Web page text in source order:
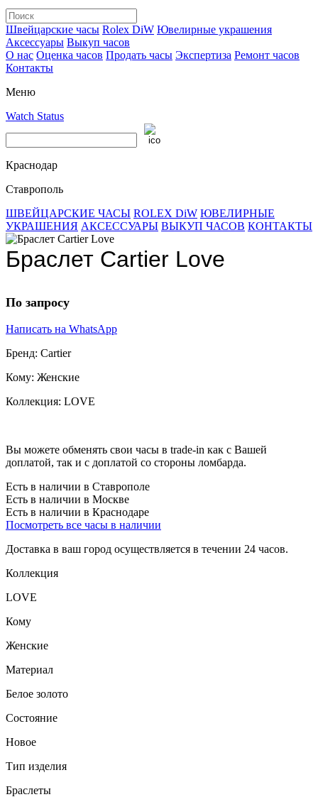
Швейцарские часы Rolex DiW Ювелирные украшения
Аксессуары Выкуп часов
О нас Оценка часов Продать часы Экспертиза Ремонт часов
Контакты
Меню
Watch Status
Краснодар
Ставрополь
ШВЕЙЦАРСКИЕ ЧАСЫ ROLEX DiW ЮВЕЛИРНЫЕ
УКРАШЕНИЯ АКСЕССУАРЫ ВЫКУП ЧАСОВ КОНТАКТЫ
Браслет Cartier Love
По запросу
Написать на WhatsApp
Бренд: Cartier
Кому: Женские
Коллекция: LOVE
Вы можете обменять свои часы в trade-in как с Вашей
доплатой, так и с доплатой со стороны ломбарда.
Есть в наличии в Ставрополе
Есть в наличии в Москве
Есть в наличии в Краснодаре
Посмотреть все часы в наличии
Доставка в ваш город осуществляется в течении 24 часов.
Коллекция
LOVE
Кому
Женские
Материал
Белое золото
Состояние
Новое
Тип изделия
Браслеты